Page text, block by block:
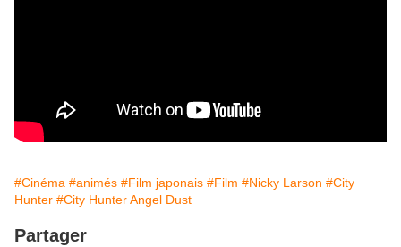
#Cinéma #animés #Film japonais #Film #Nicky Larson #City
Hunter #City Hunter Angel Dust
Partager